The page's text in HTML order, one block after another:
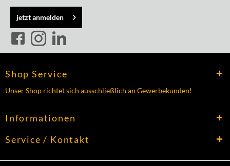
jetzt anmelden
Shop Service
Unser Shop richtet sich ausschließlich an Gewerbekunden!
Informationen
Service / Kontakt